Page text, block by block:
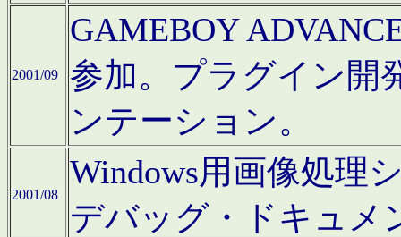
2001/09
GAMEBOY
参加。プラグイン開
ンテーション。
2001/08
Windows用画像処理
デバッグ・ドキュメ